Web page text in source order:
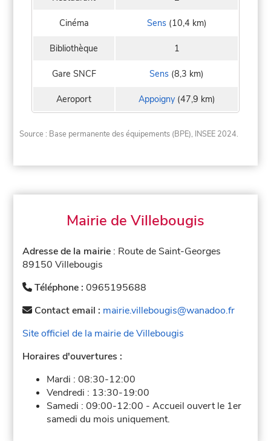
Cinéma Sens(10,4 km)
Bibliothèque 1
Gare SNCF Sens (8,3 km)
Aeroport Appoigny(47,9 km)
Source : Base permanente des équipements (BPE), INSEE 2024.
Mairie de Villebougis
Adresse de la mairie : Route de Saint-Georges
89150 Villebougis
Téléphone :0965195688
Contact email : mairie.villebougis@wanadoo.fr
Site officiel de la mairie de Villebougis
Horaires d'ouvertures :
Mardi :08:30-12:00
Vendredi : 13:30-19:00
Samedi :09:00-12:00 -Accueil ouvert le 1er
samedi du mois uniquement.